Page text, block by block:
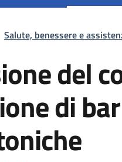
pane
Salute, benessere e
del
di